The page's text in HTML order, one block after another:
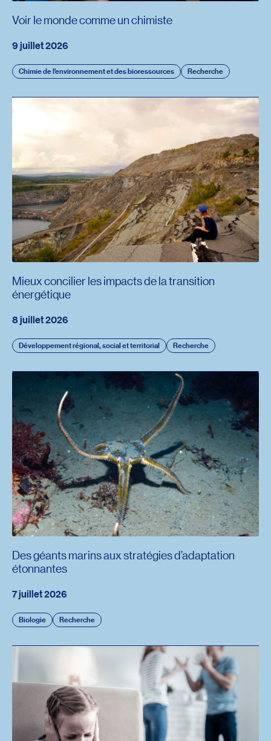
9 juillet 2026
Chimie de l’environnement et des bioressources Recherche
Voir le monde comme un chimiste
8 juillet 2026
Développement régional, social et territorial Recherche
Mieux concilier les impacts de la transition
énergétique
7 juillet 2026
Biologie Recherche
Des géants marins aux stratégies d’adaptation
étonnantes